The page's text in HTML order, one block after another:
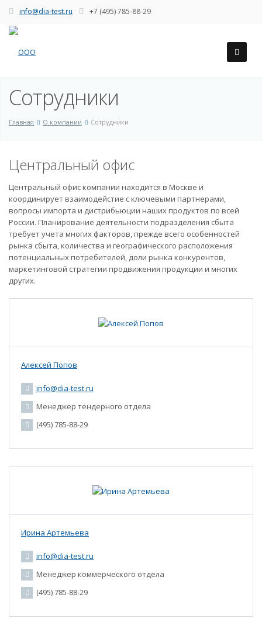
info@dia-test.ru +7 (495) 785-88-29
Сотрудники
Главная О компании Сотрудники
Центральный офис
Центральный офис компании находится в Москве и
координирует взаимодейстие с ключевыми партнерами,
вопросы импорта и дистрибьюции наших продуктов по всей
России. Планирование деятельности подразделения сбыта
требует учета многих факторов, прежде всего особенностей
рынка сбыта, количества и географического расположения
потенциальных потребителей, доли рынка конкурентов,
маркетинговой стратегии продвижения продукции и многих
других.
Алексей Попов
info@dia-test.ru
Менеджер тендерного отдела
(495) 785-88-29
Ирина Артемьева
info@dia-test.ru
Менеджер коммерческого отдела
(495) 785-88-29